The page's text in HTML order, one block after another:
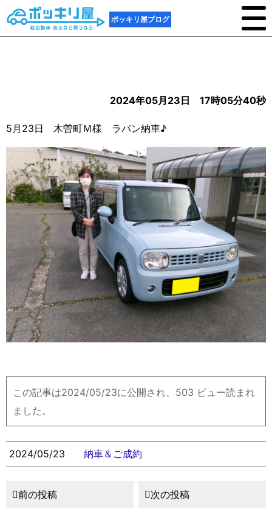
ポッキリ屋ブログ
2024年05月23日 17時05分40秒
5月23日 木曽町Ｍ様 ラパン納車♪
この記事は2024/05/23に公開され、503 ビュー読まれ
ました。
2024/05/23 納車＆ご成約
前の投稿 次の投稿